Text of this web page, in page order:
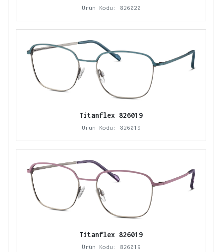
Ürün Kodu: 826020
Titanflex 826019
Ürün Kodu: 826019
Titanflex 826019
Ürün Kodu: 826019